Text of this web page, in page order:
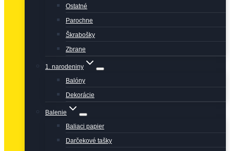
Ostatné
Parochne
Škrabošky
Zbrane
1. narodeniny
Balóny
Dekorácie
Balenie
Baliaci papier
Darčekové tašky